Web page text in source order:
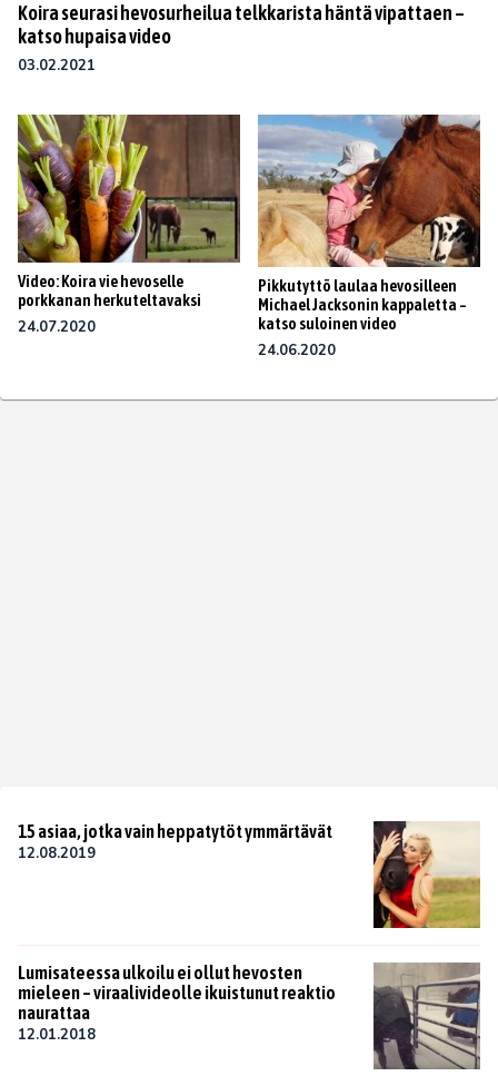
Koira seurasi hevosurheilua telkkarista häntä vipattaen –
katso hupaisa video
03.02.2021
Video: Koira vie hevoselle
porkkanan herkuteltavaksi
24.07.2020
Pikkutyttö laulaa hevosilleen
Michael Jacksonin kappaletta –
katso suloinen video
24.06.2020
15 asiaa, jotka vain heppatytöt ymmärtävät
12.08.2019
Lumisateessa ulkoilu ei ollut hevosten
mieleen – viraalivideolle ikuistunut reaktio
naurattaa
12.01.2018